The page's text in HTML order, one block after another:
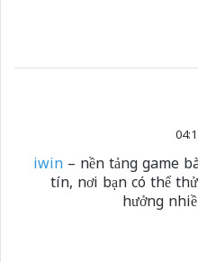
iwin– nền tảng game
tín, nơi bạn có thể
hưởng